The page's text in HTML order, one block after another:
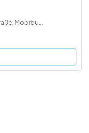
HEM - Autohof Moorburg, 7, Leerer Straße, Moorburg, Westerstede, Landkreis Ammerland, Niedersachsen, 26655, Deutschland